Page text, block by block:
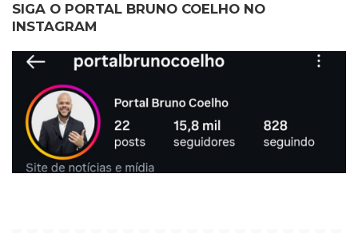
SIGA O PORTAL BRUNO COELHO NO
INSTAGRAM